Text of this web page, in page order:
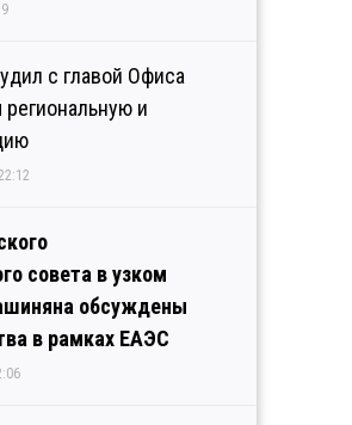
с главой Офиса
и
совета в узком
обсуждены
в рамках ЕАЭС